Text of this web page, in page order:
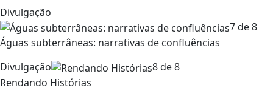
Divulgação
7 de 8
Águas subterrâneas: narrativas de confluências
Divulgação
8 de 8
Rendando Histórias